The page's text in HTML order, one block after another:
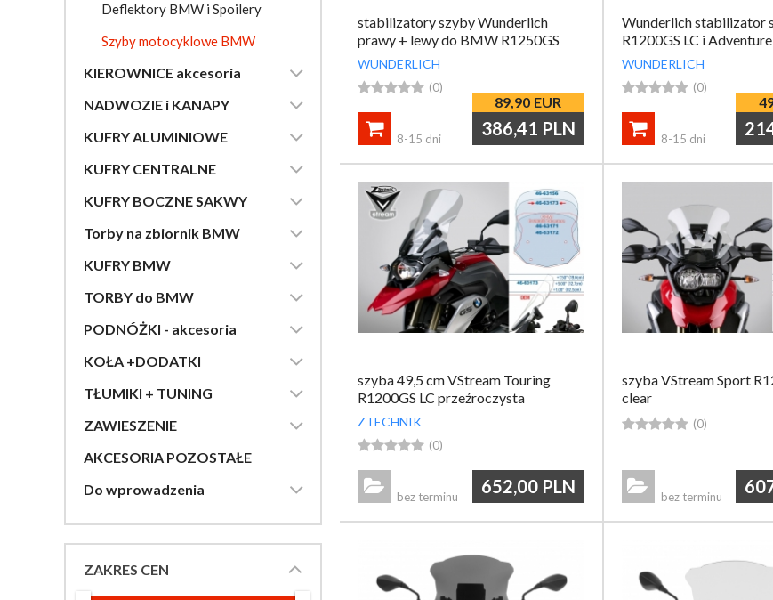
Deflektory BMW i Spoilery
Szyby motocyklowe BMW

KIEROWNICE akcesoria

NADWOZIE i KANAPY

KUFRY ALUMINIOWE

KUFRY CENTRALNE

KUFRY BOCZNE SAKWY

Torby na zbiornik BMW

KUFRY BMW

TORBY do BMW

PODNÓŻKI - akcesoria

KOŁA +DODATKI

TŁUMIKI + TUNING

ZAWIESZENIE
AKCESORIA POZOSTAŁE

Do wprowadzenia
ZAKRES CEN
stabilizatory szyby Wunderlich
prawy + lewy do BMW R1250GS
R1200GS LC
WUNDERLICH
 (0)
89,90 EUR
386,41 PLN

8-15 dni
Wunderlich stabilizator
R1200GS LC i Adventure
WUNDERLICH
 (0)

8-15 dni
szyba 49,5 cm VStream Touring
R1200GS LC przeźroczysta
ZTECHNIK
 (0)
652,00 PLN

bez terminu
szyba VStream Sport
clear
 (0)

bez terminu